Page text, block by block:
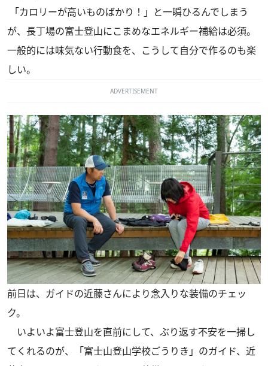
「カロリーが高いものばかり！」と一瞬ひるんでしまう
が、長丁場の富士登山にこまめなエネルギー補給は必須。
一般的には味気ない行動食を、こうして自分で作るのも楽
しい。
ADVERTISEMENT
前日は、ガイドの近藤さんにより念入りな装備のチェッ
ク。
いよいよ富士登山を直前にして、ぶり返す不安を一掃し
てくれるのが、「富士山登山学校ごうりき」のガイド、近